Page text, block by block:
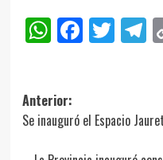
Navegación
de
Anterior:
Se inauguró el Espacio